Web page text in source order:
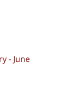
- June